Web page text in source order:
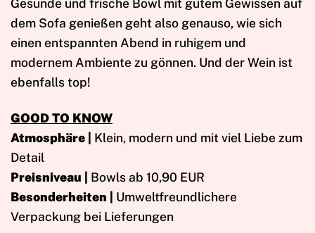
Gesunde und frische Bowl mit gutem Gewissen auf
dem Sofa genießen geht also genauso, wie sich
einen entspannten Abend in ruhigem und
modernem Ambiente zu gönnen. Und der Wein ist
ebenfalls top!
GOOD TO KNOW
Atmosphäre | Klein, modern und mit viel Liebe zum
Detail
Preisniveau |
Bowls ab 10,90 EUR
Besonderheiten |
Umweltfreundlichere
Verpackung bei Lieferungen